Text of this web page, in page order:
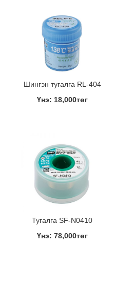
Шингэн тугалга RL-404
Үнэ: 18,000төг
Тугалга SF-N0410
Үнэ: 78,000төг